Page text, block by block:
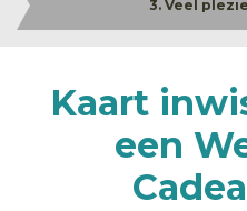
3. Veel
Kaart
een